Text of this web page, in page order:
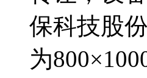
保科技股
为